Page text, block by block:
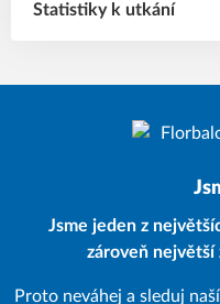
Statistiky k utkání
Jsme jeden z
zároveň největší
Proto neváhej a sleduj